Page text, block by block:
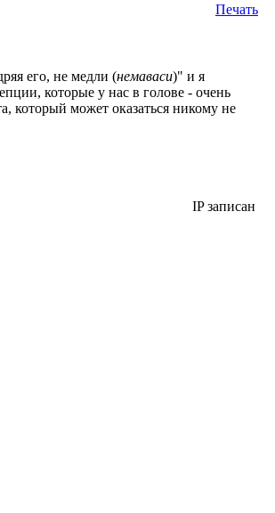
Печать
его, не медли (немаваси)" и я
которые у нас в голове - очень
который может оказаться никому не
IP записан